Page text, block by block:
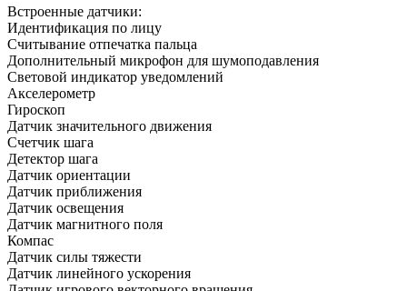
Встроенные датчики:
Идентификация по лицу
Считывание отпечатка пальца
Дополнительный микрофон для шумоподавления
Световой индикатор уведомлений
Акселерометр
Гироскоп
Датчик значительного движения
Счетчик шага
Детектор шага
Датчик ориентации
Датчик приближения
Датчик освещения
Датчик магнитного поля
Компас
Датчик силы тяжести
Датчик линейного ускорения